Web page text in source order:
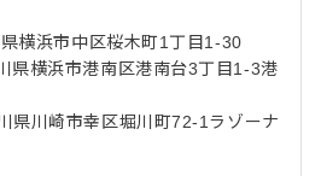
横浜市中区桜木町1丁目1-30
県横浜市港南区港南台3丁目1-3港
県川崎市幸区堀川町72-1ラゾーナ